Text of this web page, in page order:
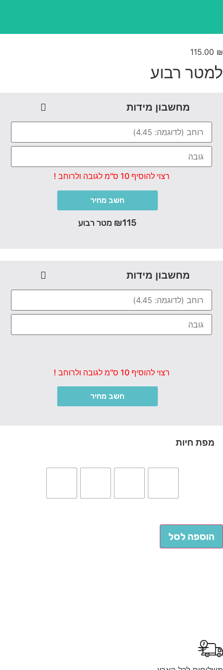
115.00
רבוע
מחשבון מידות
רצוי להוסיף 10 ס"מ לגובה ולרוחב !
חשב מחיר
₪115 מטר רבוע
מחשבון מידות
רצוי להוסיף 10 ס"מ לגובה ולרוחב !
חשב מחיר
מפת חיות
הוספה לסל